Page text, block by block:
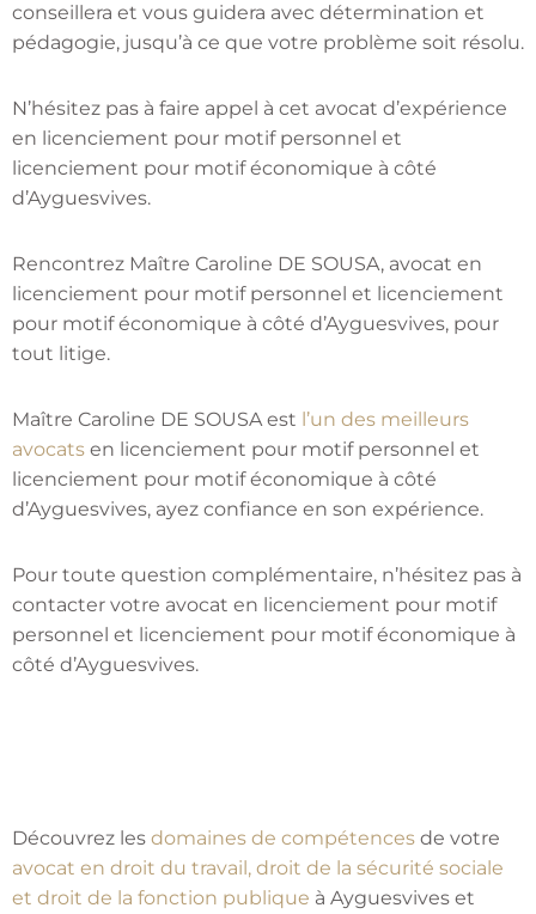
conseillera et vous guidera avec détermination et
pédagogie, jusqu’à ce que votre problème soit résolu.
N’hésitez pas à faire appel à cet avocat d’expérience
en licenciement pour motif personnel et
licenciement pour motif économique à côté
d’Ayguesvives.
Rencontrez Maître Caroline DE SOUSA, avocat en
licenciement pour motif personnel et licenciement
pour motif économique à côté d’Ayguesvives, pour
tout litige.
Maître Caroline DE SOUSA est l’un des meilleurs
avocats en licenciement pour motif personnel et
licenciement pour motif économique à côté
d’Ayguesvives, ayez confiance en son expérience.
Pour toute question complémentaire, n’hésitez pas à
contacter votre avocat en licenciement pour motif
personnel et licenciement pour motif économique à
côté d’Ayguesvives.
Découvrez les domaines de compétences de votre
avocat en droit du travail, droit de la sécurité sociale
et droit de la fonction publique à Ayguesvives et